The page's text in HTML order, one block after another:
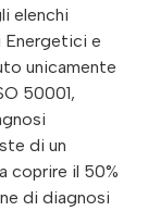
elenchi
Energetici e
unicamente
50001,
di un
coprire il 50%
di diagnosi